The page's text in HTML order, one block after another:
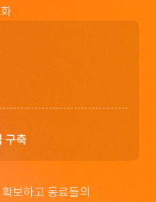
구축
보하고 동료들의